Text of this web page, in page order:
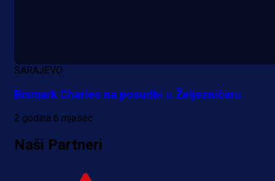
SARAJEVO
Bismark Charles na posudbi u Željezničaru
2 godina 6 mjesec
Naši Partneri